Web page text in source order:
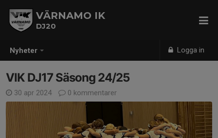
Nyheter Logga in
VÄRNAMO IK
DJ20
VIK DJ17 Säsong 24/25
30 apr 2024 0 kommentarer